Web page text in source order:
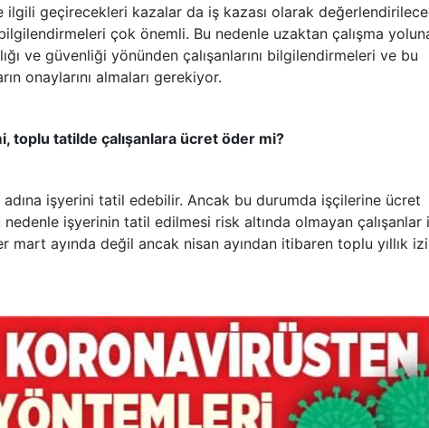
ilgili geçirecekleri kazalar da iş kazası olarak
çok önemli. Bu nedenle uzaktan çalışma
ve güvenliği yönünden çalışanlarını bilgilendirmeleri ve bu
onaylarını almaları gerekiyor.
toplu tatilde çalışanlara ücret öder mi?
işyerini tatil edebilir. Ancak bu durumda işçilerine ücret
işyerinin tatil edilmesi risk altında olmayan çalışanlar
ayında değil ancak nisan ayından itibaren toplu yıllık